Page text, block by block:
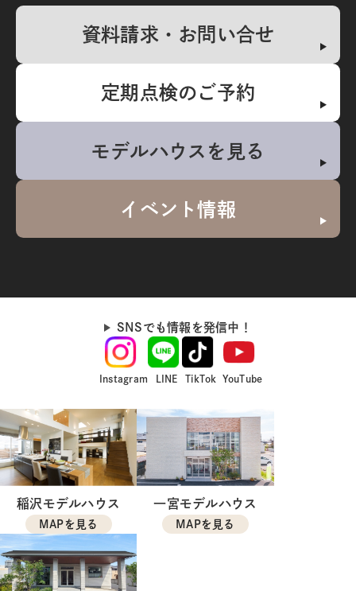
資料請求・お問い合せ
定期点検のご予約
モデルハウスを見る
イベント情報
SNSでも情報を発信中！
Instagram LINE TikTok YouTube
稲沢モデルハウス
MAPを見る
一宮モデルハウス
MAPを見る